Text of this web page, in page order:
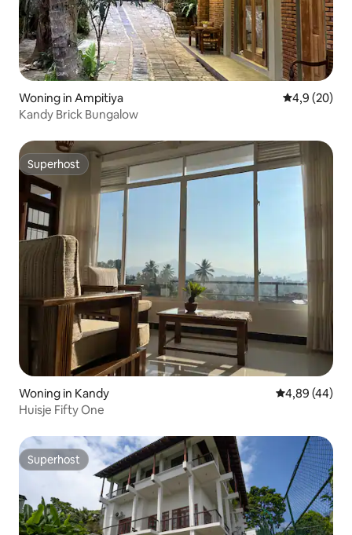
Woning in Ampitiya Gemiddelde
4,9 (20)
Kandy Brick Bungalow
Superhost
Superhost
Woning in Kandy Gemiddelde
4,89 (44)
Huisje Fifty One
Superhost
Superhost